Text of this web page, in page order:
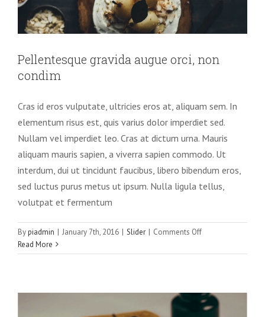
Pellentesque gravida augue orci, non
condim
Cras id eros vulputate, ultricies eros at, aliquam sem. In
elementum risus est, quis varius dolor imperdiet sed.
Nullam vel imperdiet leo. Cras at dictum urna. Mauris
aliquam mauris sapien, a viverra sapien commodo. Ut
interdum, dui ut tincidunt faucibus, libero bibendum eros,
sed luctus purus metus ut ipsum. Nulla ligula tellus,
volutpat et fermentum
Bypiadmin | January 7th, 2016 | Slider | Comments Offon
gravida
non
condim
Read More
sagittis rutrum